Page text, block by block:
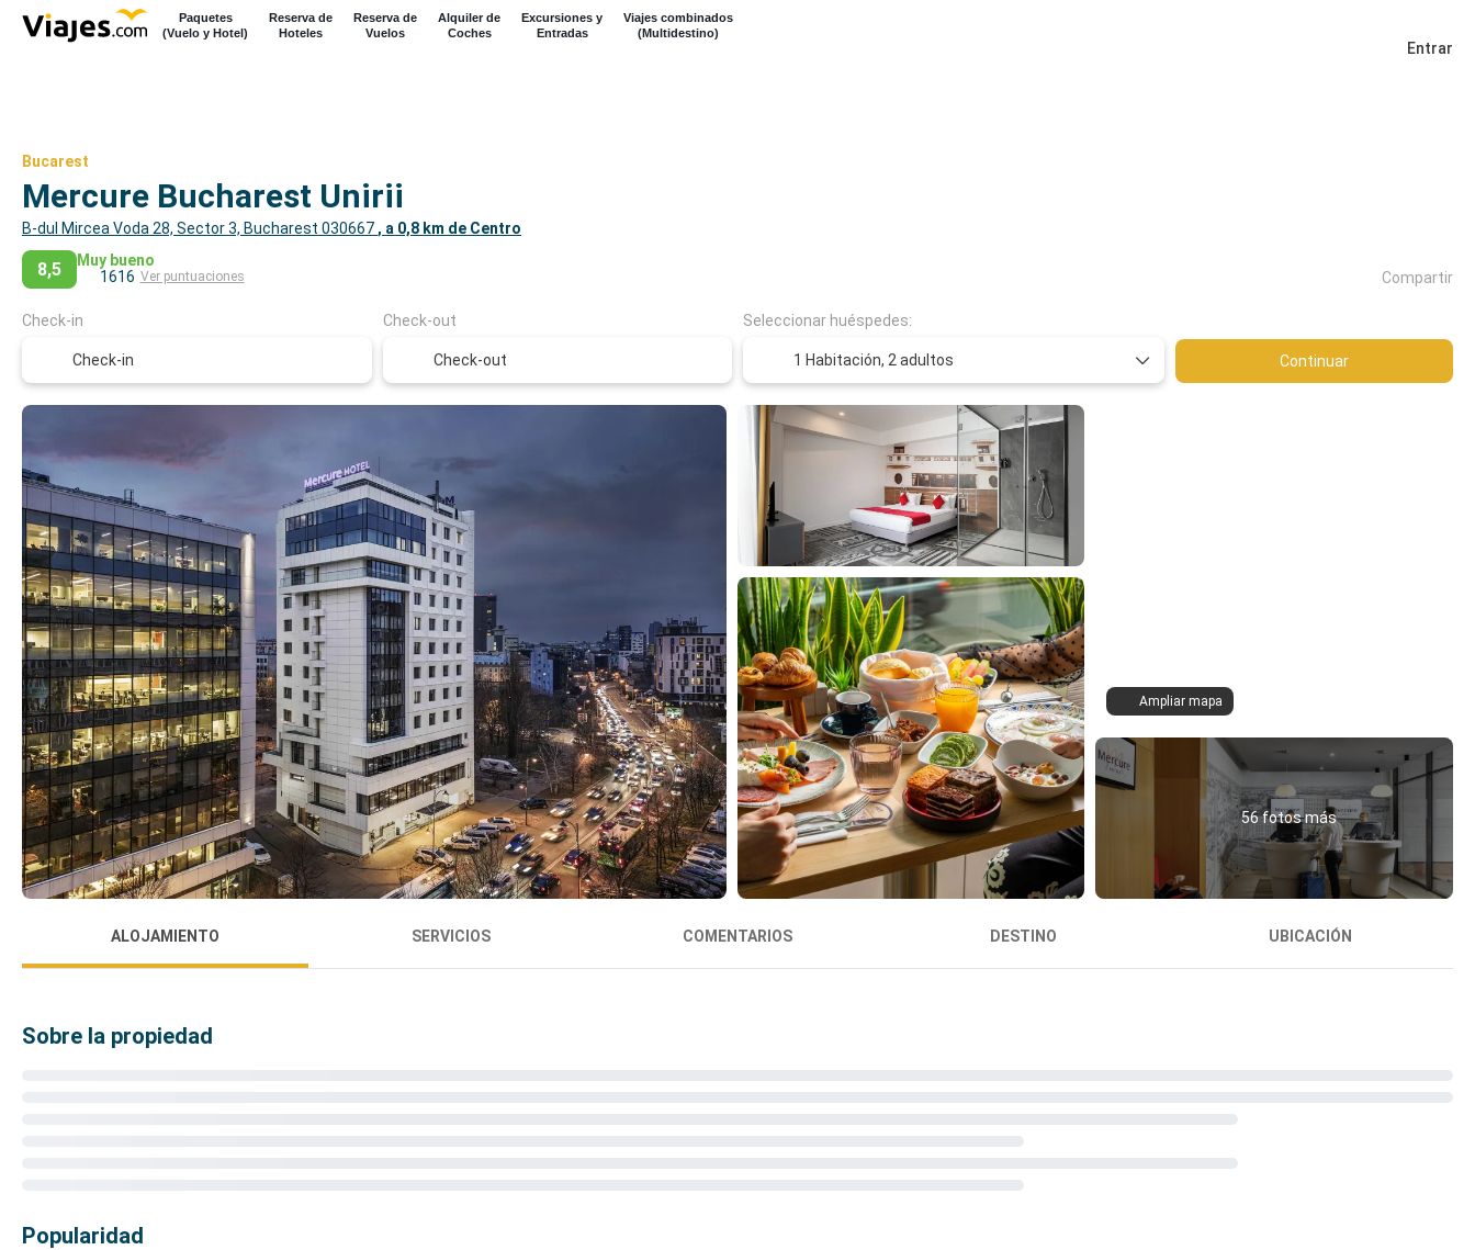
Paquetes
(Vuelo y Hotel)
Reserva de
Hoteles
Reserva de
Vuelos
Alquiler de
Coches
Excursiones y
Entradas
Viajes combinados
(Multidestino)
Entrar
Bucarest
Mercure Bucharest Unirii
B-dul Mircea Voda 28, Sector 3, Bucharest 030667 , a 0,8 km de Centro
8,5
Muy bueno
1616 Ver puntuaciones Compartir
Check-in Check-out Seleccionar huéspedes:
1 Habitación, 2 adultos Continuar
Ampliar mapa
56 fotos más
ALOJAMIENTO SERVICIOS COMENTARIOS DESTINO UBICACIÓN
Sobre la propiedad
Popularidad